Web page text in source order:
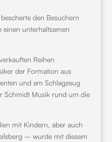
den Besuchern
einen unterhaltsamen
Reihen
der Formation aus
und am Schlagzeug
Schmidt Musik rund um die
mit Kindern, aber auch
– wurde mit diesem